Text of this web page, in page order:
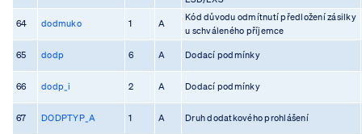
64 dodmuko 1 A
Kód důvodu odmítnutí předložení zásilky
u schváleného příjemce
65 dodp 6 A Dodací podmínky
66 dodp_i 2 A Dodací podmínky
67 DODPTYP_A 1 A Druh dodatkového prohlášení